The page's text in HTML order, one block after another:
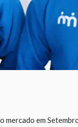
mercado em